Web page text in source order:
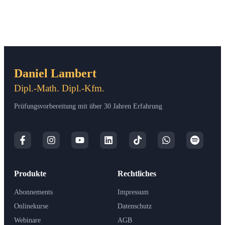
Daniel Lambert
Dipl.-Math. Dipl.-Kfm.
Prüfungsvorbereitung mit über 30 Jahren Erfahrung
Produkte
Abonnements
Onlinekurse
Webinare
Rechtliches
Impressum
Datenschutz
AGB